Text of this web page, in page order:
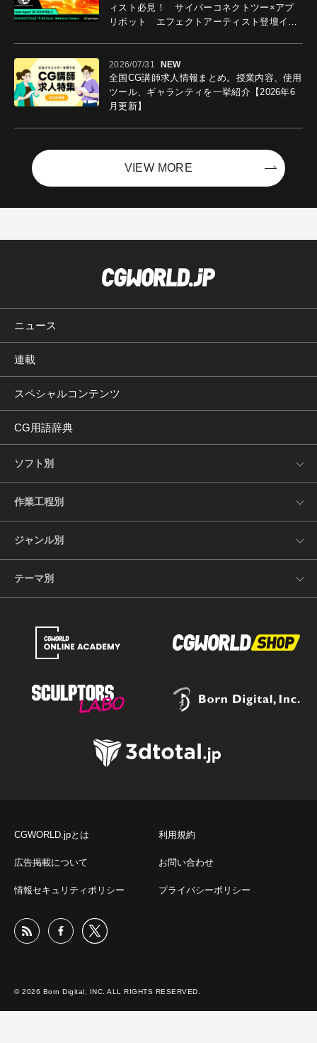
ィスト必見！ サイバーコネクトツー×アプ
リボット エフェクトアーティスト登壇イベ
2026/07/31 NEW
全国CG講師求人情報まとめ。授業内容、使用
ツール、ギャランティを一挙紹介【2026年6
月更新】
VIEW MORE
ニュース
連載
スペシャルコンテンツ
CG用語辞典
ソフト別
作業工程別
ジャンル別
テーマ別
CGWORLD.jpとは 利用規約
広告掲載について お問い合わせ
情報セキュリティポリシー プライバシーポリシー
© 2026 Born Digital, INC. ALL RIGHTS RESERVED.